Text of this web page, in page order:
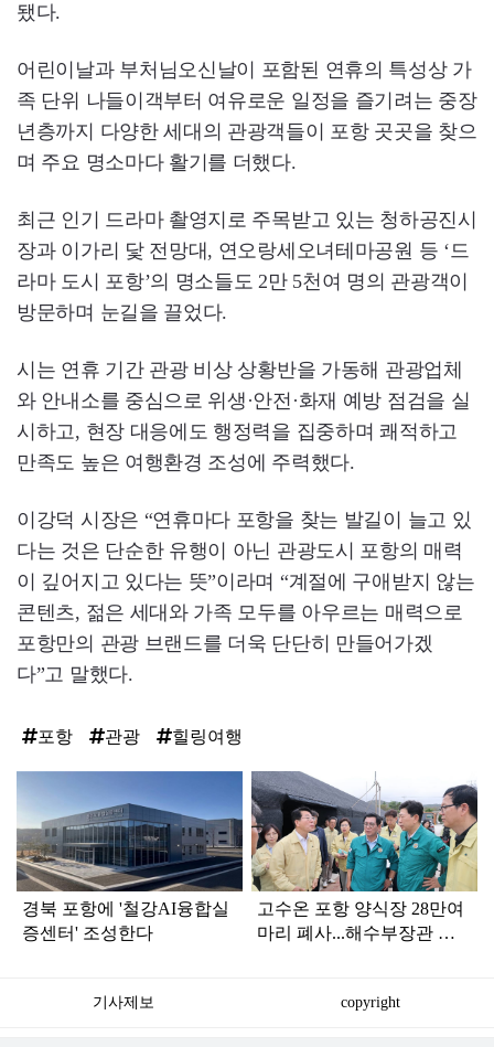
됐다.
어린이날과 부처님오신날이 포함된 연휴의 특성상 가
족 단위 나들이객부터 여유로운 일정을 즐기려는 중장
년층까지 다양한 세대의 관광객들이 포항 곳곳을 찾으
며 주요 명소마다 활기를 더했다.
최근 인기 드라마 촬영지로 주목받고 있는 청하공진시
장과 이가리 닻 전망대, 연오랑세오녀테마공원 등 ‘드
라마 도시 포항’의 명소들도 2만 5천여 명의 관광객이
방문하며 눈길을 끌었다.
시는 연휴 기간 관광 비상 상황반을 가동해 관광업체
와 안내소를 중심으로 위생·안전·화재 예방 점검을 실
시하고, 현장 대응에도 행정력을 집중하며 쾌적하고
만족도 높은 여행환경 조성에 주력했다.
이강덕 시장은 “연휴마다 포항을 찾는 발길이 늘고 있
다는 것은 단순한 유행이 아닌 관광도시 포항의 매력
이 깊어지고 있다는 뜻”이라며 “계절에 구애받지 않는
콘텐츠, 젊은 세대와 가족 모두를 아우르는 매력으로
포항만의 관광 브랜드를 더욱 단단히 만들어가겠
다”고 말했다.
포항 관광 힐링여행
인
경북 포항에 '철강AI융합실
증센터' 조성한다
고수온 포항 양식장 28만여
마리 폐사...해수부장관 등
기사제보 copyright